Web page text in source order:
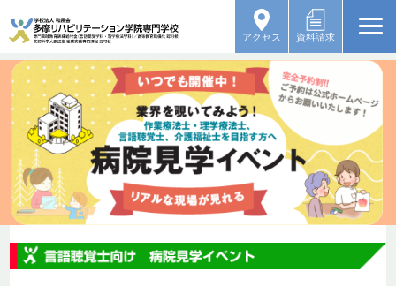
アクセス 資料請求